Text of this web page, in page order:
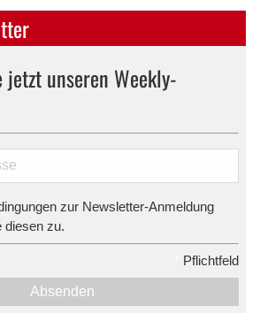
jetzt unseren Weekly-
zur Newsletter-Anmeldung
diesen zu.
Pflichtfeld
Absenden